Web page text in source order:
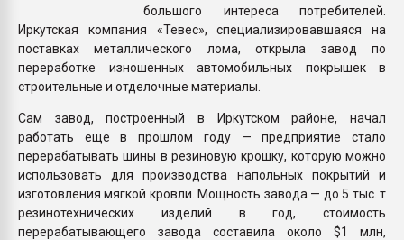
большого интереса потребителей.
Иркутская компания «Тевес», специализировавшаяся на
поставках металлического лома, открыла завод по
переработке изношенных автомобильных покрышек в
строительные и отделочные материалы.
Сам завод, построенный в Иркутском районе, начал
работать еще в прошлом году — предприятие стало
перерабатывать шины в резиновую крошку, которую можно
использовать для производства напольных покрытий и
изготовления мягкой кровли. Мощность завода — до 5 тыс. т
резинотехнических изделий в год, стоимость
перерабатывающего завода составила около $1 млн,